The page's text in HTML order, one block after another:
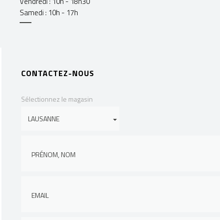
Samedi : 10h - 17h
CONTACTEZ-NOUS
Sélectionnez le magasin